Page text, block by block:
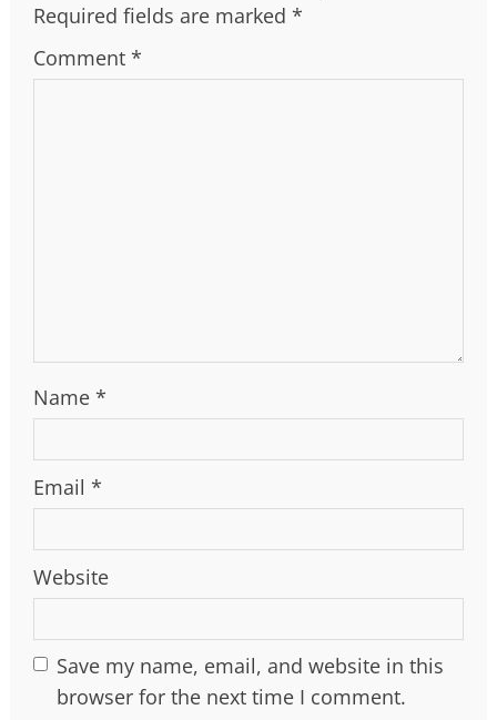
Required fields are marked *
Comment *
Name *
Email *
Website
Save my name, email, and website in this
browser for the next time I comment.